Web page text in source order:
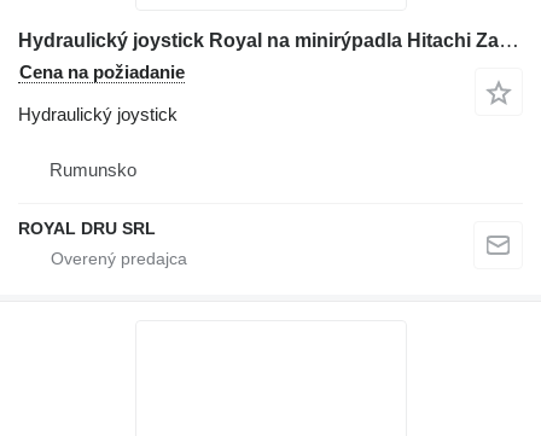
Hydraulický joystick Royal na minirýpadla Hitachi Zaxis 120
Cena na požiadanie
Hydraulický joystick
Rumunsko
ROYAL DRU SRL